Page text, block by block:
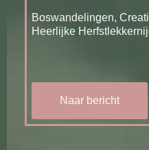
Boswandelingen,
Heerlijke
Naar bericht